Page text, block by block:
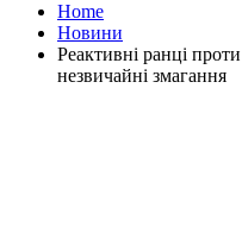
Home
Новини
Реактивні ранці
незвичайні змагання